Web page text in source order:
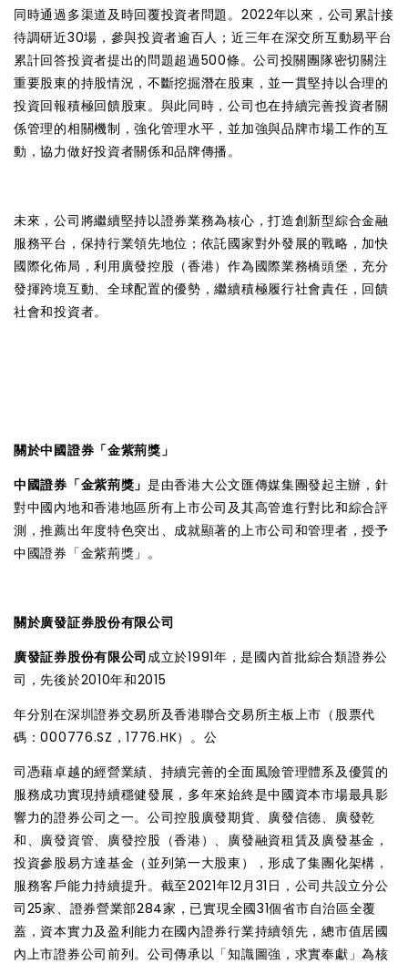
同時通過多渠道及時回覆投資者問題。2022年以來，公司累計接
待調研近30場，參與投資者逾百人；近三年在深交所互動易平台
累計回答投資者提出的問題超過500條。公司投關團隊密切關注
重要股東的持股情況，不斷挖掘潛在股東，並一貫堅持以合理的
投資回報積極回饋股東。與此同時，公司也在持續完善投資者關
係管理的相關機制，強化管理水平，並加強與品牌市場工作的互
動，協力做好投資者關係和品牌傳播。
未來，公司將繼續堅持以證券業務為核心，打造創新型綜合金融
服務平台，保持行業領先地位；依託國家對外發展的戰略，加快
國際化佈局，利用廣發控股（香港）作為國際業務橋頭堡，充分
發揮跨境互動、全球配置的優勢，繼續積極履行社會責任，回饋
社會和投資者。
關於中國證券「金紫荊獎」
中國證券「金紫荊獎」 是由香港大公文匯傳媒集團發起主辦，針
對中國內地和香港地區所有上市公司及其高管進行對比和綜合評
測，推薦出年度特色突出、成就顯著的上市公司和管理者，授予
中國證券「金紫荊獎」。
關於廣發証券股份有限公司
廣發証券股份有限公司成立於1991年，是國內首批綜合類證券公
司，先後於2010年和2015
年分別在深圳證券交易所及香港聯合交易所主板上市（股票代
碼：000776.SZ，1776.HK）。公
司憑藉卓越的經營業績、持續完善的全面風險管理體系及優質的
服務成功實現持續穩健發展，多年來始終是中國資本市場最具影
響力的證券公司之一。公司控股廣發期貨、廣發信德、廣發乾
和、廣發資管、廣發控股（香港）、廣發融資租賃及廣發基金，
投資參股易方達基金（並列第一大股東），形成了集團化架構，
服務客戶能力持續提升。截至2021年12月31日，公司共設立分公
司25家、證券營業部284家，已實現全國31個省市自治區全覆
蓋，資本實力及盈利能力在國內證券行業持續領先，總市值居國
內上市證券公司前列。公司傳承以「知識圖強，求實奉獻」為核